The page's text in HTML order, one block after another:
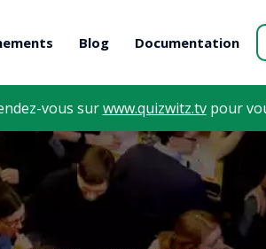
Blog Documentation
vous surwww.quizwitz.tvpour